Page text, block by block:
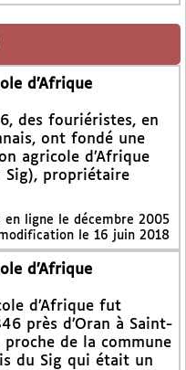
d’Afrique
des fouriéristes, en
ont fondé une
agricole d’Afrique
Sig), propriétaire
en ligne le décembre 2005
le 16 juin 2018
d’Afrique
d’Afrique fut
près d’Oran à Saint-
proche de la commune
du Sig qui était un